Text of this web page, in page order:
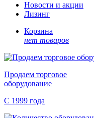
Новости и акции
Лизинг
Корзина
нет товаров
Продаем торговое
оборудование
С 1999 года